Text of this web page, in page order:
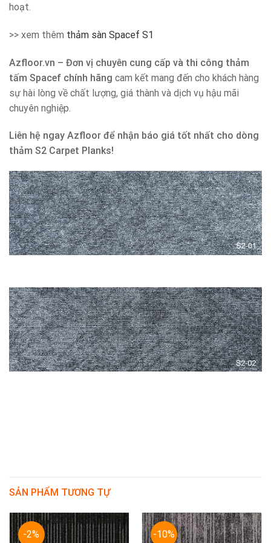
hoạt.
>> xem thêm thảm sàn Spacef S1
Azfloor.vn – Đơn vị chuyên cung cấp và thi công thảm
tấm Spacef chính hãng cam kết mang đến cho khách hàng
sự hài lòng về chất lượng, giá thành và dịch vụ hậu mãi
chuyên nghiệp.
Liên hệ ngay Azfloor để nhận báo giá tốt nhất cho dòng
thảm S2 Carpet Planks!
SẢN PHẨM TƯƠNG TỰ
-2% -10%